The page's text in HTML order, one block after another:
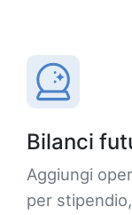
Bilanci
Aggiungi
per